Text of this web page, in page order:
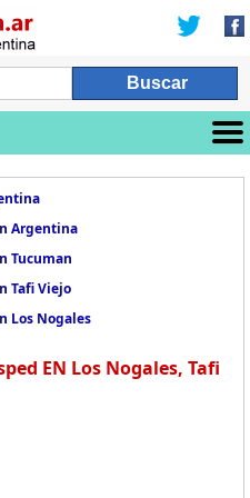
Argentina
Tucuman
Tafi Viejo
Los Nogales
EN Los Nogales, Tafi